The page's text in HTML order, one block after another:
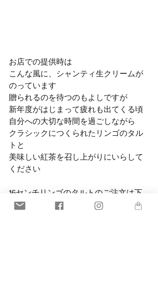
お店での提供時は
こんな風に、シャンティ生クリームが
のっています
贈られるのを待つのもよしですが
新年度がはじまって疲れも出てくる頃
自分への大切な時間を過ごしながら
クラシックにつくられたリンゴのタル
トと
美味しい紅茶を召し上がりにいらして
ください
16センチリンゴのタルトのご注文は下
記からどうぞ